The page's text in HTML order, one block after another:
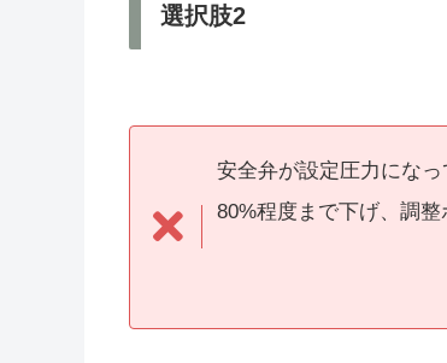
選択肢2
安全弁が設定圧力にな
80%程度まで下げ、調整